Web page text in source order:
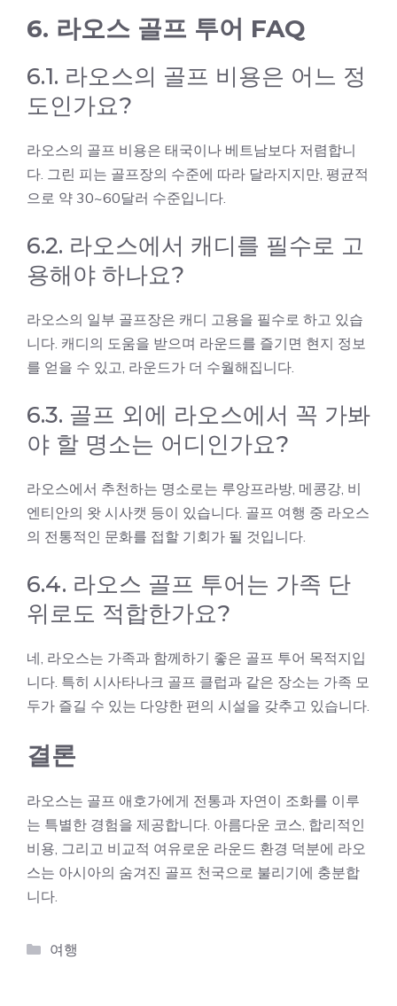
6. 라오스 골프 투어 FAQ
6.1. 라오스의 골프 비용은 어느 정
도인가요?
라오스의 골프 비용은 태국이나 베트남보다 저렴합니
다. 그린 피는 골프장의 수준에 따라 달라지지만, 평균적
으로 약 30~60달러 수준입니다.
6.2. 라오스에서 캐디를 필수로 고
용해야 하나요?
라오스의 일부 골프장은 캐디 고용을 필수로 하고 있습
니다. 캐디의 도움을 받으며 라운드를 즐기면 현지 정보
를 얻을 수 있고, 라운드가 더 수월해집니다.
6.3. 골프 외에 라오스에서 꼭 가봐
야 할 명소는 어디인가요?
라오스에서 추천하는 명소로는 루앙프라방, 메콩강, 비
엔티안의 왓 시사캣 등이 있습니다. 골프 여행 중 라오스
의 전통적인 문화를 접할 기회가 될 것입니다.
6.4. 라오스 골프 투어는 가족 단
위로도 적합한가요?
네, 라오스는 가족과 함께하기 좋은 골프 투어 목적지입
니다. 특히 시사타나크 골프 클럽과 같은 장소는 가족 모
두가 즐길 수 있는 다양한 편의 시설을 갖추고 있습니다.
결론
라오스는 골프 애호가에게 전통과 자연이 조화를 이루
는 특별한 경험을 제공합니다. 아름다운 코스, 합리적인
비용, 그리고 비교적 여유로운 라운드 환경 덕분에 라오
스는 아시아의 숨겨진 골프 천국으로 불리기에 충분합
니다.
카
여행